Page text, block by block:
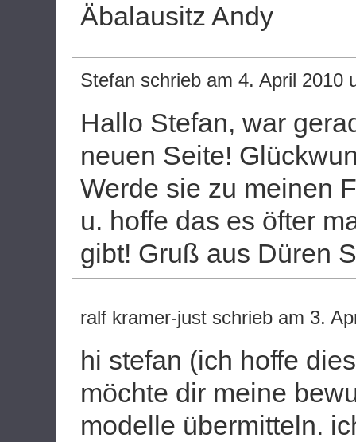
Äbalausitz Andy
Stefan schrieb am 4. April 2010
Hallo Stefan, war
neuen Seite!
Werde sie zu meinen
u. hoffe das es öfter
gibt! Gruß aus Düren
ralf kramer-just schrieb am 3.
hi stefan (ich hoffe
möchte dir meine
modelle übermitteln.